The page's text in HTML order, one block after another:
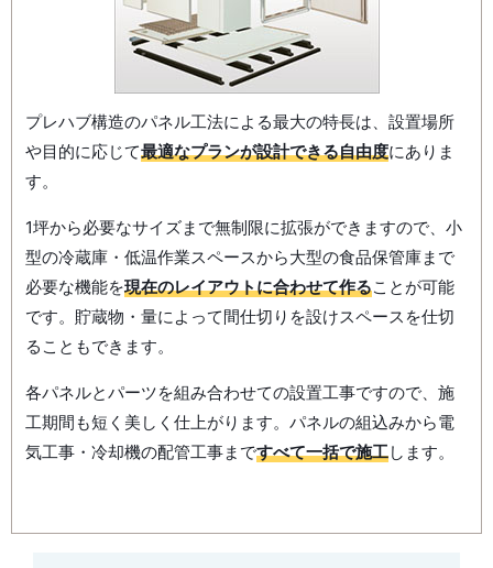
プレハブ構造のパネル工法による最大の特長は、設置場所
や目的に応じて最適なプランが設計できる自由度にありま
す。
1坪から必要なサイズまで無制限に拡張ができますので、小
型の冷蔵庫・低温作業スペースから大型の食品保管庫まで
必要な機能を現在のレイアウトに合わせて作ることが可能
です。貯蔵物・量によって間仕切りを設けスペースを仕切
ることもできます。
各パネルとパーツを組み合わせての設置工事ですので、施
工期間も短く美しく仕上がります。パネルの組込みから電
気工事・冷却機の配管工事まですべて一括で施工します。